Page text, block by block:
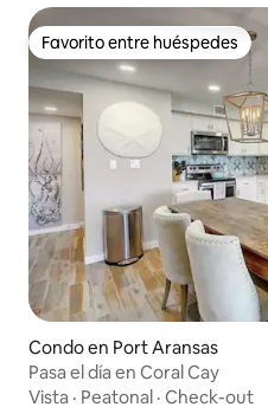
Favorito entre huéspedes
Favorito entre huéspedes
Condo en Port Aransas
Pasa el día en Coral Cay
Vista · Peatonal · Check-out